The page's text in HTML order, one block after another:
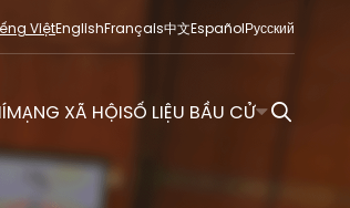
ViệtEnglishFrançais中文EspañolРусский
MẠNG XÃ HỘISỐ LIỆU BẦU CỬ